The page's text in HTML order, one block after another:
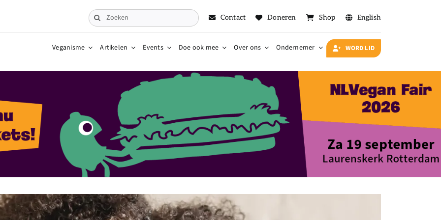
Zoeken
naar:
Contact Doneren Shop English
Veganisme Artikelen Events Doe ook mee Over ons Ondernemer WORD LID